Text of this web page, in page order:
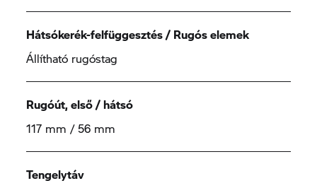
Hátsókerék-felfüggesztés / Rugós elemek
Állítható rugóstag
Rugóút, első / hátsó
117 mm / 56 mm
Tengelytáv